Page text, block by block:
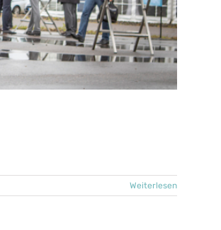
Weiterlesen